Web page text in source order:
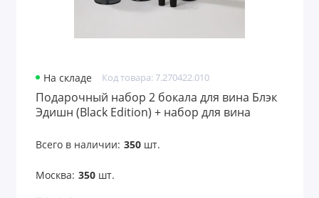
На складе Код товара: 7.270422.010
Подарочный набор 2 бокала для вина Блэк
Эдишн (Black Edition) + набор для вина
Всего в наличии: 350шт.
Москва: 350шт.